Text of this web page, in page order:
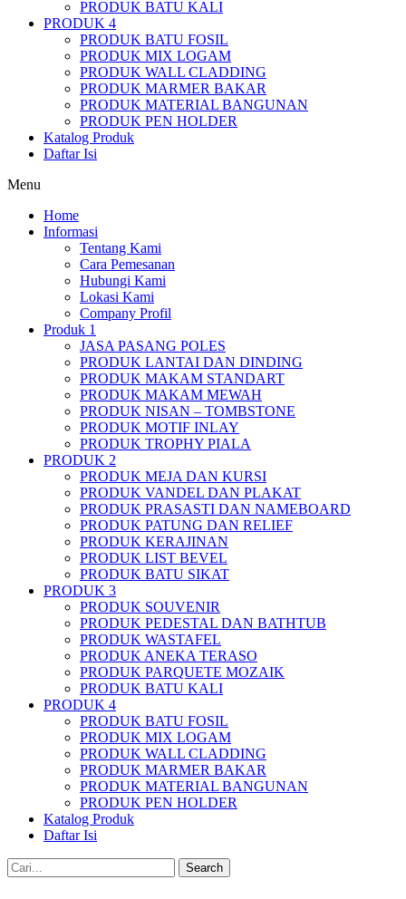
PRODUK BATU KALI
PRODUK 4
PRODUK BATU FOSIL
PRODUK MIX LOGAM
PRODUK WALL CLADDING
PRODUK MARMER BAKAR
PRODUK MATERIAL BANGUNAN
PRODUK PEN HOLDER
Katalog Produk
Daftar Isi
Menu
Home
Informasi
Tentang Kami
Cara Pemesanan
Hubungi Kami
Lokasi Kami
Company Profil
Produk 1
JASA PASANG POLES
PRODUK LANTAI DAN DINDING
PRODUK MAKAM STANDART
PRODUK MAKAM MEWAH
PRODUK NISAN – TOMBSTONE
PRODUK MOTIF INLAY
PRODUK TROPHY PIALA
PRODUK 2
PRODUK MEJA DAN KURSI
PRODUK VANDEL DAN PLAKAT
PRODUK PRASASTI DAN NAMEBOARD
PRODUK PATUNG DAN RELIEF
PRODUK KERAJINAN
PRODUK LIST BEVEL
PRODUK BATU SIKAT
PRODUK 3
PRODUK SOUVENIR
PRODUK PEDESTAL DAN BATHTUB
PRODUK WASTAFEL
PRODUK ANEKA TERASO
PRODUK PARQUETE MOZAIK
PRODUK BATU KALI
PRODUK 4
PRODUK BATU FOSIL
PRODUK MIX LOGAM
PRODUK WALL CLADDING
PRODUK MARMER BAKAR
PRODUK MATERIAL BANGUNAN
PRODUK PEN HOLDER
Katalog Produk
Daftar Isi
Search